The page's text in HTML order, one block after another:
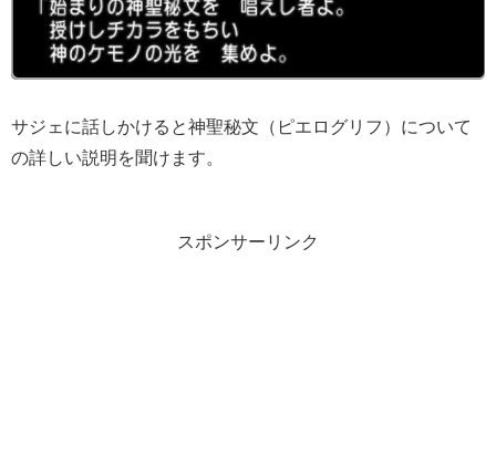
サジェに話しかけると神聖秘文（ピエログリフ）について
の詳しい説明を聞けます。
スポンサーリンク